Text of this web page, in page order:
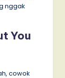
nggak
You
cowok